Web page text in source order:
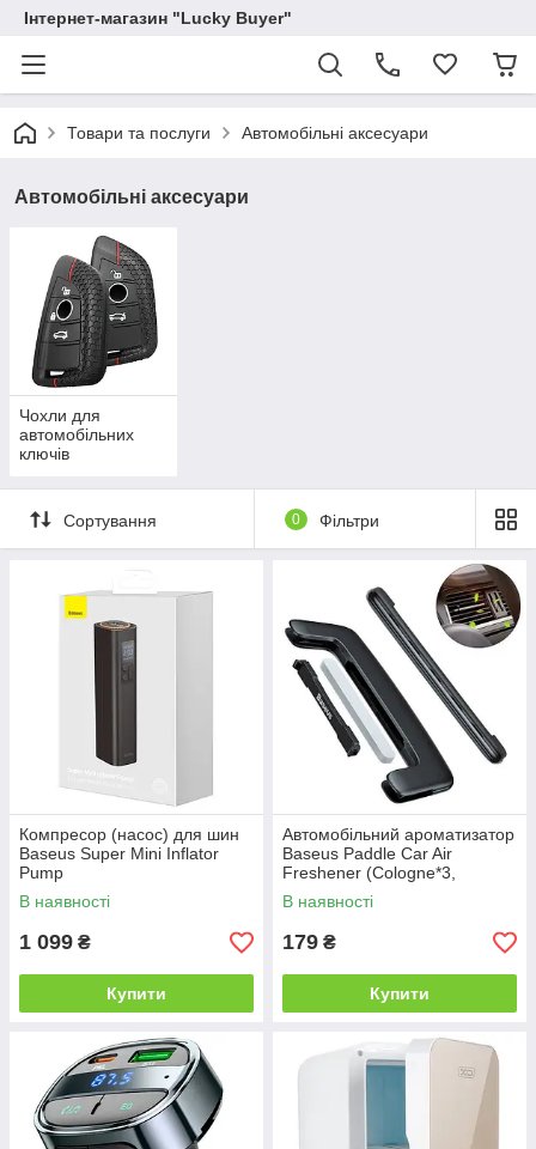
Інтернет-магазин "Lucky Buyer"
Товари та послуги Автомобільні аксесуари
Автомобільні аксесуари
Чохли для
автомобільних
ключів
Сортування 0 Фільтри
Компресор (насос) для шин
Baseus Super Mini Inflator
Pump
В наявності
1 099 ₴
Купити
Автомобільний ароматизатор
Baseus Paddle Car Air
Freshener (Cologne*3,
Ocean*2, Gardenia*1)
В наявності
179 ₴
Купити